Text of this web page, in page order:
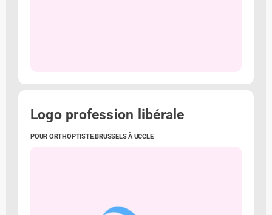
Logo profession libérale
POUR ORTHOPTISTE.BRUSSELS À UCCLE